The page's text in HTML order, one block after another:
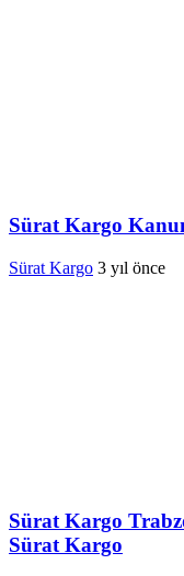
Sürat Kargo
Sürat Kargo 3 yıl önce
Sürat Kargo
Sürat Kargo